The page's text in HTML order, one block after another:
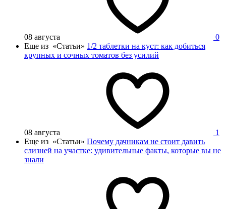
08 августа
0
Еще из «Статьи» 1/2 таблетки на куст: как добиться
крупных и сочных томатов без усилий
08 августа
1
Еще из «Статьи» Почему дачникам не стоит давить
слизней на участке: удивительные факты, которые вы не
знали